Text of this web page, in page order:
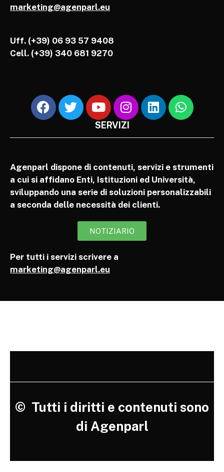
marketing@agenparl.eu
Uff. (+39) 06 93 57 9408
Cell. (+39) 340 681 9270
SERVIZI
Agenparl dispone di contenuti, servizi e strumenti
a cui si affidano Enti, Istituzioni ed Università,
sviluppando una serie di soluzioni personalizzabili
a seconda delle necessità dei clienti.
NOTIZIARIO
Per tutti i servizi scrivere a
marketing@agenparl.eu
© Tutti i diritti e contenuti sono
di Agenparl